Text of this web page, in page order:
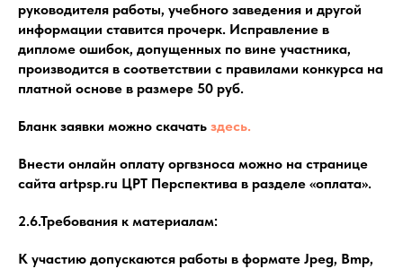
руководителя работы, учебного заведения и другой
информации ставится прочерк. Исправление в
дипломе ошибок, допущенных по вине участника,
производится в соответствии с правилами конкурса на
платной основе в размере 50 руб.
Бланк заявки можно скачать здесь.
Внести онлайн оплату оргвзноса можно на странице
сайта artpsp.ru ЦРТ Перспектива в разделе «оплата».
2.6.Требования к материалам:
К участию допускаются работы в формате Jpeg, Bmp,